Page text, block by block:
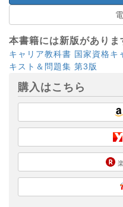
本書籍には新版がありま
キャリア教科書 国家資格キ
キスト＆問題集 第3版
購入はこちら